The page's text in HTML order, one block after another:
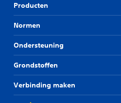
Producten
Normen
Ondersteuning
Grondstoffen
Verbinding maken